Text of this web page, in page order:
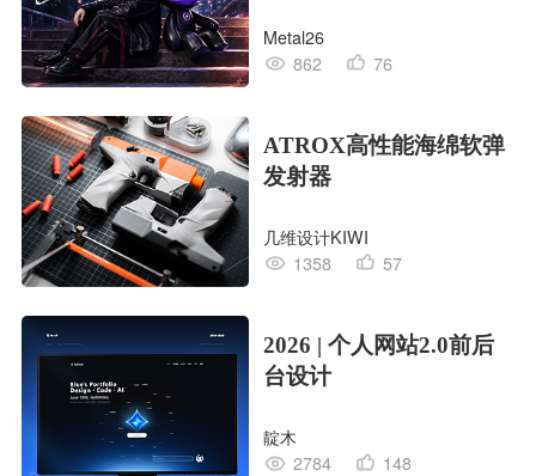
Metal26
862
76
ATROX高性能海绵软弹
发射器
几维设计KIWI
1358
57
2026 | 个人网站2.0前后
台设计
靛木
2784
148